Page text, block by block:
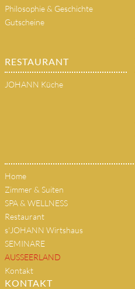
Philosophie & Geschichte
Gutscheine
RESTAURANT
JOHANN Küche
Home
Zimmer & Suiten
SPA & WELLNESS
Restaurant
s'JOHANN Wirtshaus
SEMINARE
AUSSEERLAND
Kontakt
KONTAKT